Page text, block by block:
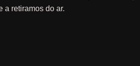
a retiramos do ar.